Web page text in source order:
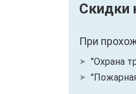
Скидки
При
"Охрана